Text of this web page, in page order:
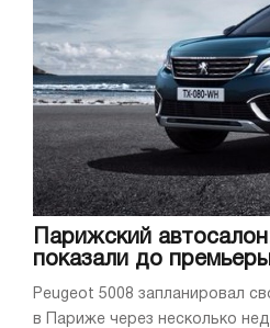
Парижский
показали до
Peugeot 5008 запланировал
в Париже через несколько